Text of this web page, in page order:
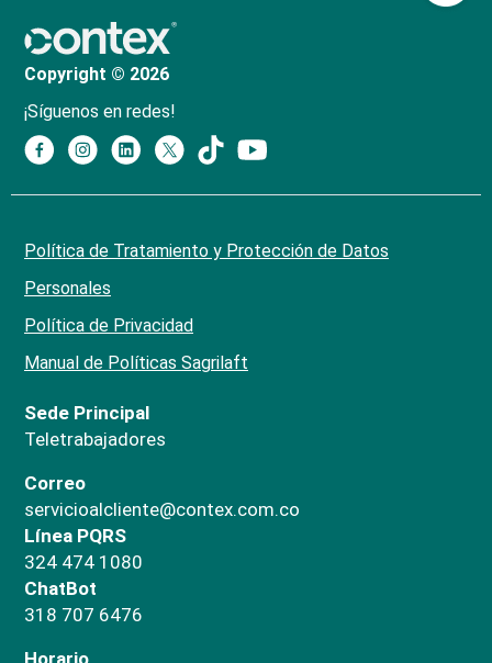
Copyright © 2026
¡Síguenos en redes!
Política de Tratamiento y Protección de Datos
Personales
Política de Privacidad
Manual de Políticas Sagrilaft
Sede Principal
Teletrabajadores
Correo
servicioalcliente@contex.com.co
Línea PQRS
324 474 1080
ChatBot
318 707 6476
Horario